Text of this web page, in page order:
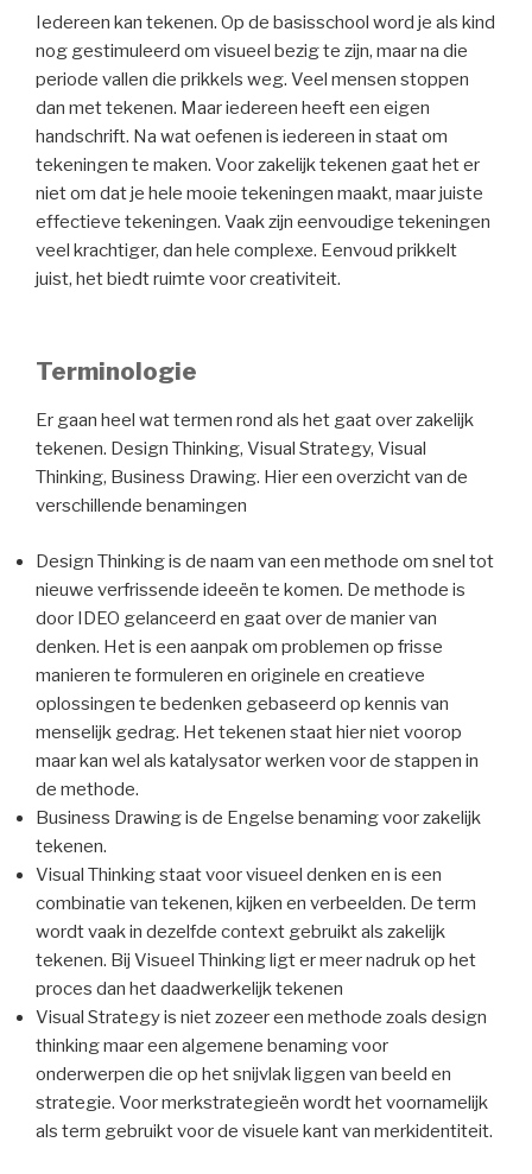
Iedereen kan tekenen. Op de basisschool word je als kind
nog gestimuleerd om visueel bezig te zijn, maar na die
periode vallen die prikkels weg. Veel mensen stoppen
dan met tekenen. Maar iedereen heeft een eigen
handschrift. Na wat oefenen is iedereen in staat om
tekeningen te maken. Voor zakelijk tekenen gaat het er
niet om dat je hele mooie tekeningen maakt, maar juiste
effectieve tekeningen. Vaak zijn eenvoudige tekeningen
veel krachtiger, dan hele complexe. Eenvoud prikkelt
juist, het biedt ruimte voor creativiteit.
Terminologie
Er gaan heel wat termen rond als het gaat over zakelijk
tekenen. Design Thinking, Visual Strategy, Visual
Thinking, Business Drawing. Hier een overzicht van de
verschillende benamingen
Design Thinking is de naam van een methode om snel tot
nieuwe verfrissende ideeën te komen. De methode is
door IDEO gelanceerd en gaat over de manier van
denken. Het is een aanpak om problemen op frisse
manieren te formuleren en originele en creatieve
oplossingen te bedenken gebaseerd op kennis van
menselijk gedrag. Het tekenen staat hier niet voorop
maar kan wel als katalysator werken voor de stappen in
de methode.
Business Drawing is de Engelse benaming voor zakelijk
tekenen.
Visual Thinking staat voor visueel denken en is een
combinatie van tekenen, kijken en verbeelden. De term
wordt vaak in dezelfde context gebruikt als zakelijk
tekenen. Bij Visueel Thinking ligt er meer nadruk op het
proces dan het daadwerkelijk tekenen
Visual Strategy is niet zozeer een methode zoals design
thinking maar een algemene benaming voor
onderwerpen die op het snijvlak liggen van beeld en
strategie. Voor merkstrategieën wordt het voornamelijk
als term gebruikt voor de visuele kant van merkidentiteit.